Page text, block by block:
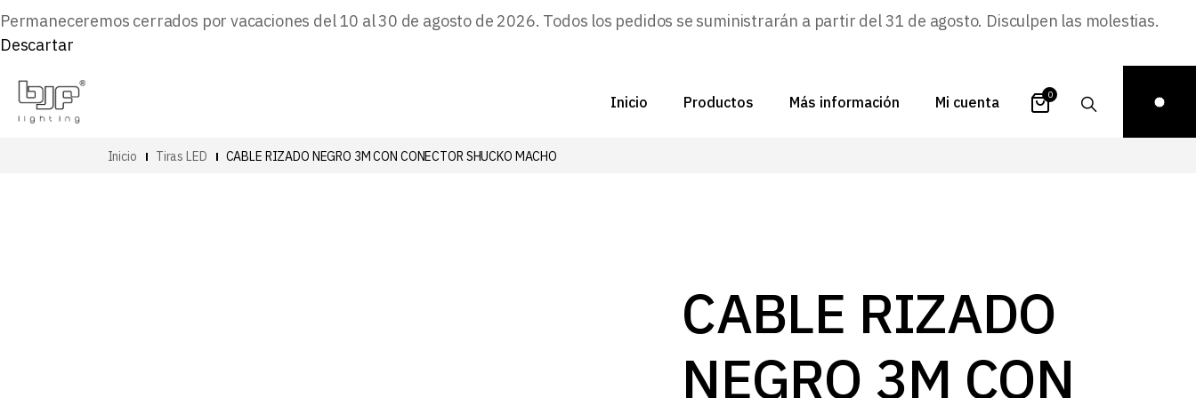
Permaneceremos cerrados por vacaciones del 10 al 30 de agosto de 2026. Todos los pedidos se suministrarán a partir del 31 de agosto. Disculpen las molestias.
Descartar
Inicio Productos Más información
Proyectos
Zona de inspiración
Mi cuenta
contraseña
0
Inicio Tiras LED CABLE RIZADO NEGRO 3M CON CONECTOR SHUCKO MACHO
CABLE RIZADO
NEGRO 3M CON